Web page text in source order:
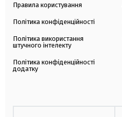
Правила користування
Політика конфіденційності
Політика використання
штучного інтелекту
Політика конфіденційності
додатку